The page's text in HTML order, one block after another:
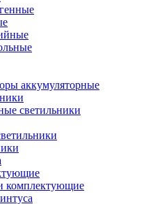
аккумуляторные
светильники
комплектующие